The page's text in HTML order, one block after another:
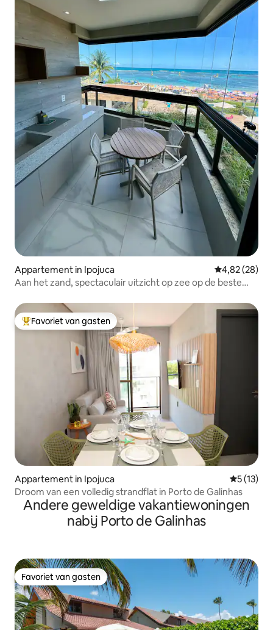
Appartement in Ipojuca Gemiddelde
4,82 (28)
Aan het zand, spectaculair uitzicht op zee op de beste
Topfavoriet van gasten
Favoriet van gasten
Appartement in Ipojuca
5 (13)
Droom van een volledig strandflat in Porto de Galinhas
Andere geweldige vakantiewoningen
nabij Porto de Galinhas
Favoriet van gasten
Favoriet van gasten